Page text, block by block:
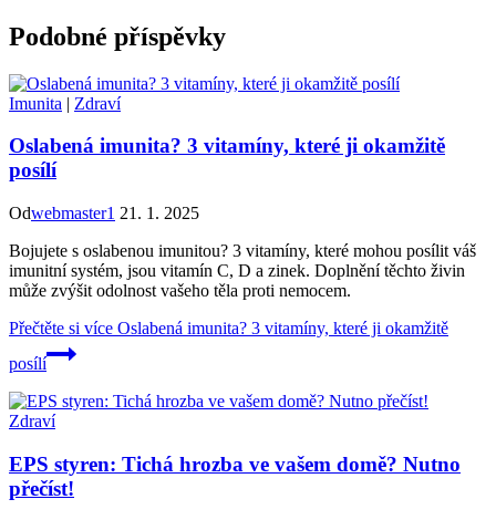
Podobné příspěvky
Imunita | Zdraví
Oslabená imunita? 3 vitamíny, které ji okamžitě
posílí
Odwebmaster1 21. 1. 2025
Bojujete s oslabenou imunitou? 3 vitamíny, které mohou posílit váš
imunitní systém, jsou vitamín C, D a zinek. Doplnění těchto živin
může zvýšit odolnost vašeho těla proti nemocem.
Přečtěte si více Oslabená imunita? 3 vitamíny, které ji okamžitě
posílí
Zdraví
EPS styren: Tichá hrozba ve vašem domě? Nutno
přečíst!